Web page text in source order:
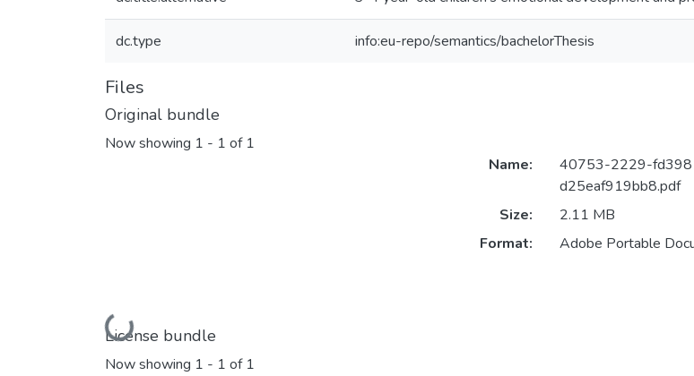
dc.type info:eu-repo/semantics/bachelorThesis
Files
Original bundle
Now showing 1 - 1 of 1
Loading...
Name:
40753-2229-
d25eaf919bb8.pdf
Size:
2.11 MB
Format:
Adobe Portable
License bundle
Now showing 1 - 1 of 1